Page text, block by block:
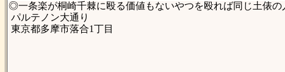
◎一条楽が桐崎千棘に殴る価値もないやつを殴れば同じ土俵の
パルテノン大通り
東京都多摩市落合1丁目